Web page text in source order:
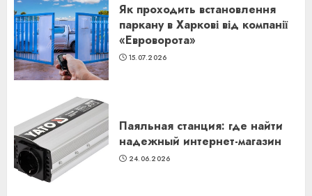
Як проходить встановлення
паркану в Харкові від компанії
«Евроворота»
15.07.2026
Паяльная станция: где найти
надежный интернет-магазин
24.06.2026